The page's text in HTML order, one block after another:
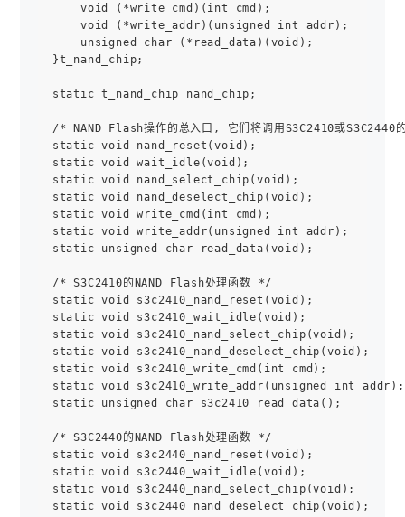
void (*write_cmd)(int cmd);
void (*write_addr)(unsigned int addr);
unsigned char (*read_data)(void);
}t_nand_chip;
static t_nand_chip nand_chip;
/* NAND Flash操作的总入口, 它们将调用S3C2410或S3C2440
static void nand_reset(void);
static void wait_idle(void);
static void nand_select_chip(void);
static void nand_deselect_chip(void);
static void write_cmd(int cmd);
static void write_addr(unsigned int addr);
static unsigned char read_data(void);
/* S3C2410的NAND Flash处理函数 */
static void s3c2410_nand_reset(void);
static void s3c2410_wait_idle(void);
static void s3c2410_nand_select_chip(void);
static void s3c2410_nand_deselect_chip(void);
static void s3c2410_write_cmd(int cmd);
static void s3c2410_write_addr(unsigned int addr);
static unsigned char s3c2410_read_data();
/* S3C2440的NAND Flash处理函数 */
static void s3c2440_nand_reset(void);
static void s3c2440_wait_idle(void);
static void s3c2440_nand_select_chip(void);
static void s3c2440_nand_deselect_chip(void);